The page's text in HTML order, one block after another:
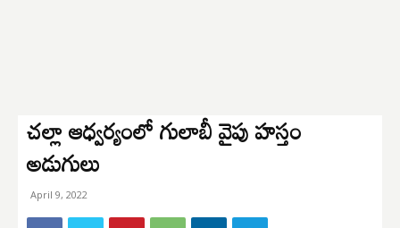
చల్లా ఆధ్వర్యంలో గులాబీ వైపు హస్తం
అడుగులు
April 9, 2022